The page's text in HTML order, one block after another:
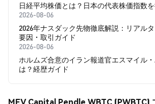
日経平均株価とは？日本の代表株価指数
2026-08-06
2026年ナスダック先物徹底解説：リアル
要因・取引ガイド
2026-08-06
ホルムズ合意のイラン報道官エスマイル
は？経歴ガイド
MEV Capital Pendle WBTC (PWBTC)